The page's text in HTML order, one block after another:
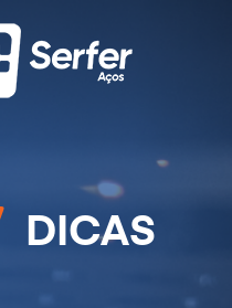
DICAS